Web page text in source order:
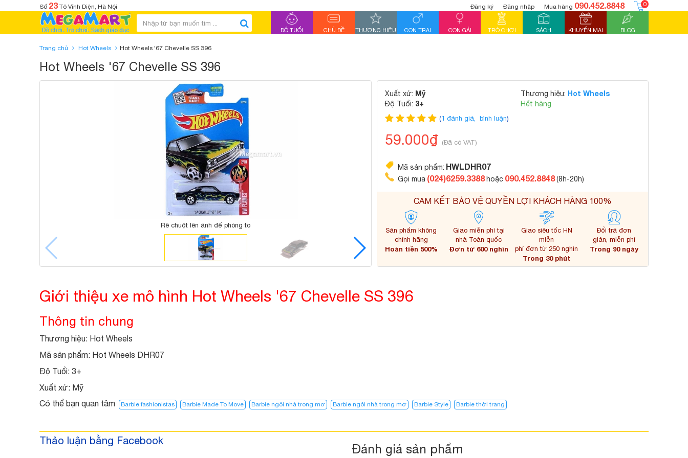
Số 23 Tô Vĩnh Diện, Hà Nội Đăng ký Đăng nhập Mua hàng 090.452.8848 0
ĐỘ TUỔI CHỦ ĐỀ THƯƠNG HIỆU CON TRAI CON GÁI TRÒ CHƠI SÁCH KHUYẾN MẠI BLOG
Trang chủ Hot Wheels Hot Wheels '67 Chevelle SS 396
Hot Wheels '67 Chevelle SS 396
Rê chuột lên ảnh để phóng to
Xuất xứ: Mỹ
Độ Tuổi: 3+
Thương hiệu: Hot Wheels
Hết hàng
(1 đánh giá, bình luận)
59.000₫ (Đã có VAT)
CAM KẾT BẢO VỆ QUYỀN LỢI KHÁCH HÀNG 100%
Sản phẩm không
chính hãng
Hoàn tiền 500%
Giao miễn phí tại
nhà Toàn quốc
Đơn từ 600 nghìn
Giao siêu tốc HN
miễn
phí đơn từ 250 nghìn
Trong 30 phút
Đổi trả đơn
giản, miễn phí
Trong 90 ngày
Mã sản phẩm: HWLDHR07
Gọi mua (024)6259.3388 hoặc 090.452.8848(8h-20h)
Giới thiệu xe mô hình Hot Wheels '67 Chevelle SS 396
Thông tin chung
Thương hiệu: Hot Wheels
Mã sản phẩm: Hot Wheels DHR07
Độ Tuổi: 3+
Xuất xứ: Mỹ
Có thể bạn quan tâm
Barbie fashionistas Barbie Made To Move Barbie ngôi nhà trong mơ Barbie ngôi nhà trong mơ​ Barbie Style Barbie thời trang
Thảo luận bằng Facebook
Đánh giá sản phẩm